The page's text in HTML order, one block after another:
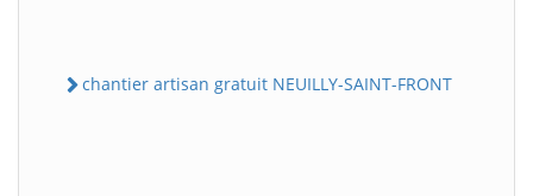
chantier artisan gratuit NEUILLY-SAINT-FRONT